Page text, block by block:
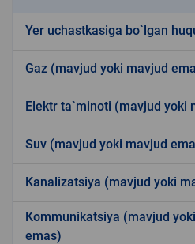
Yer uchastkasiga bo`lgan
Gaz (mavjud yoki mavjud
Elektr ta`minoti (mavjud yoki
Suv (mavjud yoki mavjud
Kanalizatsiya (mavjud yoki
Kommunikatsiya (mavjud
emas)